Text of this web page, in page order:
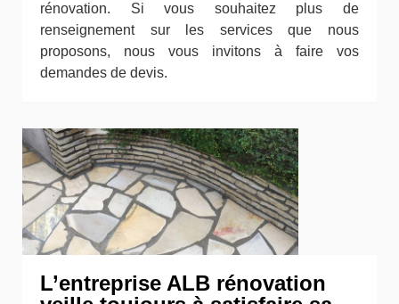
rénovation. Si vous souhaitez plus de
renseignement sur les services que nous
proposons, nous vous invitons à faire vos
demandes de devis.
L’entreprise ALB rénovation